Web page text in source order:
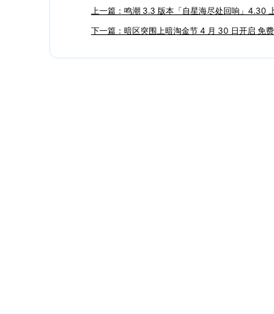
上一篇：鸣潮 3.3 版本「自星海尽处回响」4.30
下一篇：暗区突围上暗淘金节 4 月 30 日开启 免